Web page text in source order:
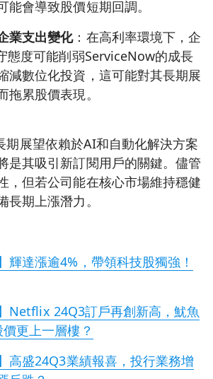
能會導致股價短期回調。
業支出變化：在高利率環境下，企
態度可能削弱ServiceNow的成長
減數位化投資，這可能對其長期展
拖累股價表現。
期展望依賴於AI和自動化解決方案
是其吸引新訂閱用戶的關鍵。儘管
，但若公司能在核心市場維持穩健
長期上漲潛力。
輝達漲逾4%，帶領科技股獨強！
Netflix 24Q3訂戶再創新高，魷魚
更上一層樓？
高盛24Q3業績報喜，投行業務增